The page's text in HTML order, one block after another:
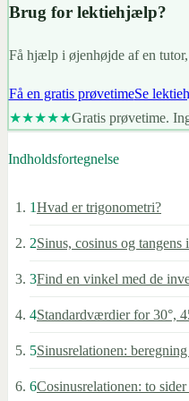
Brug for lektiehjælp?
Få hjælp i øjenhøjde af en
Få en gratis prøvetimeSe
★★★★★Gratis prøvetime.
Indholdsfortegnelse
1Hvad er trigonometri?
2Sinus, cosinus og
3Find en vinkel med de
4Standardværdier for 30°,
5Sinusrelationen:
6Cosinusrelationen: to